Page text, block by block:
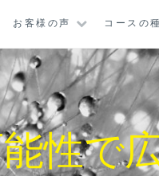
お客様の声 コースの
性で